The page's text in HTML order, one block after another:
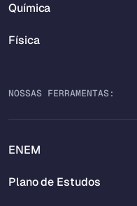
Química
Física
NOSSAS FERRAMENTAS:
ENEM
Plano de Estudos